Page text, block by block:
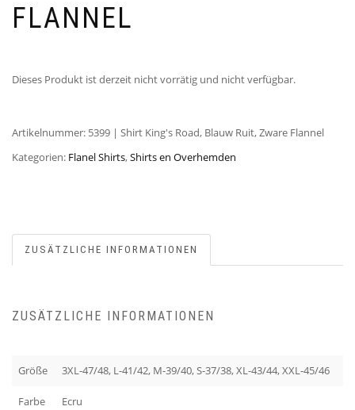
FLANNEL
Dieses Produkt ist derzeit nicht vorrätig und nicht verfügbar.
Artikelnummer: 5399 | Shirt King's Road, Blauw Ruit, Zware Flannel
Kategorien: Flanel Shirts,Shirts en Overhemden
ZUSÄTZLICHE INFORMATIONEN
ZUSÄTZLICHE INFORMATIONEN
Größe 3XL-47/48, L-41/42, M-39/40, S-37/38, XL-43/44, XXL-45/46
Farbe Ecru